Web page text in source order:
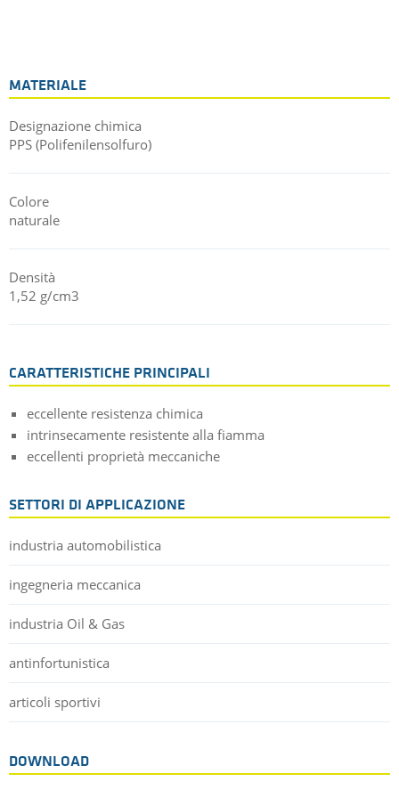
MATERIALE
Designazione chimica
PPS (Polifenilensolfuro)
Colore
naturale
Densità
1,52 g/cm3
CARATTERISTICHE PRINCIPALI
eccellente resistenza chimica
intrinsecamente resistente alla fiamma
eccellenti proprietà meccaniche
SETTORI DI APPLICAZIONE
industria automobilistica
ingegneria meccanica
industria Oil & Gas
antinfortunistica
articoli sportivi
DOWNLOAD